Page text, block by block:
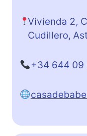
Vivienda 2,
Cudillero,
+34 644 09